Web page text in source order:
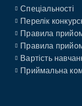
Спеціальності
Перелік
Правила
Правила
Вартість
Приймальна